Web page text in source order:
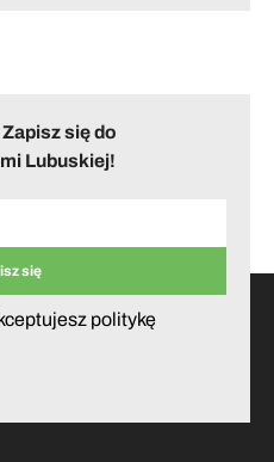
się do
Lubuskiej!
politykę